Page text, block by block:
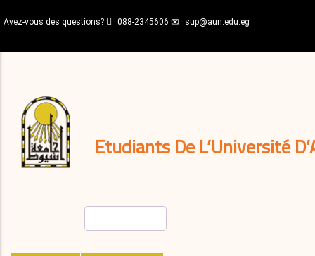
au
principal
Avez-vous des questions? 088-2345606 sup@aun.edu.eg
Etudiants De L’Université
décisions
Expatriés
Journal